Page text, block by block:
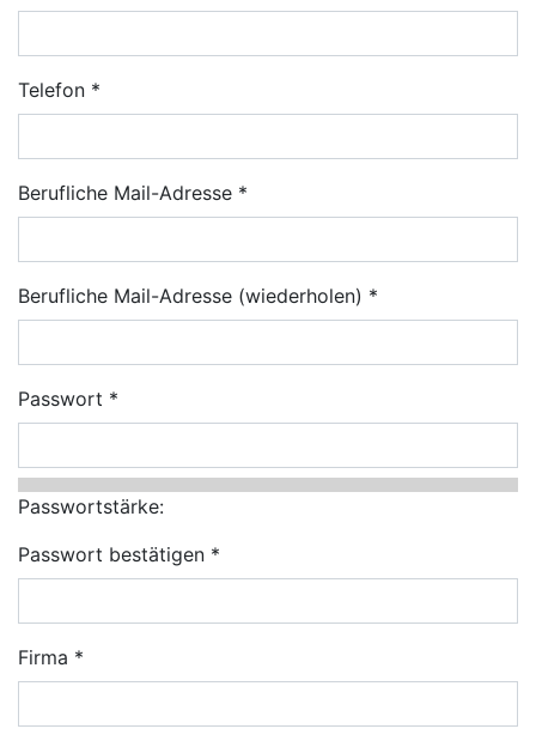
Telefon
Berufliche Mail-Adresse
Berufliche Mail-Adresse (wiederholen)
Passwort
Passwortstärke:
Passwort bestätigen
Firma